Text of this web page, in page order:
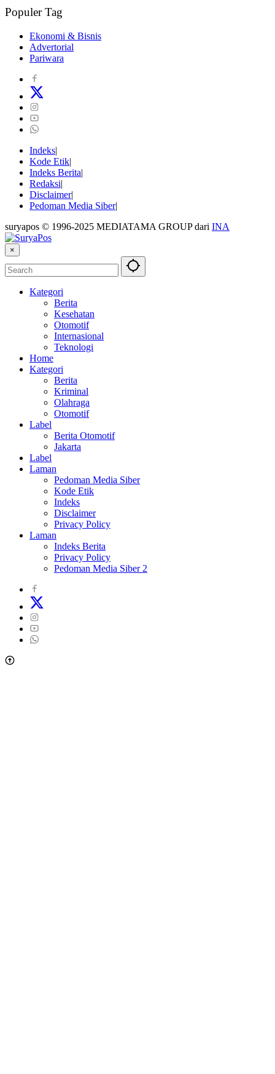
Populer Tag
Ekonomi & Bisnis
Advertorial
Pariwara
Indeks
Kode Etik
Indeks Berita
Redaksi
Disclaimer
Pedoman Media Siber
suryapos © 1996-2025 MEDIATAMA GROUP dari INA
×
Kategori
Berita
Kesehatan
Otomotif
Internasional
Teknologi
Home
Kategori
Berita
Kriminal
Olahraga
Otomotif
Label
Berita Otomotif
Jakarta
Label
Laman
Pedoman Media Siber
Kode Etik
Indeks
Disclaimer
Privacy Policy
Laman
Indeks Berita
Privacy Policy
Pedoman Media Siber 2